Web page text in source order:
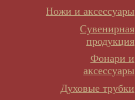
Ножи и аксессуары
Сувенирная
продукция
Фонари и
аксессуары
Духовые трубки